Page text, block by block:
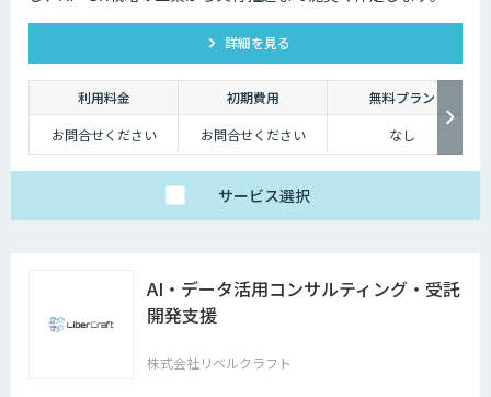
詳細を見る
利用料金 初期費用
無料プラン
お問合せください
お問合せください なし
サービス選択
AI・データ活用コンサルティング・受託
開発支援
株式会社リベルクラフト